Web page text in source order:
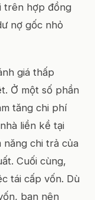
trên hợp đồng
nợ gốc nhỏ
giá thấp
Ở một số phần
tăng chi phí
liền kề tại
năng chi trả của
Cuối cùng,
tái cấp vốn. Dù
bạn nên